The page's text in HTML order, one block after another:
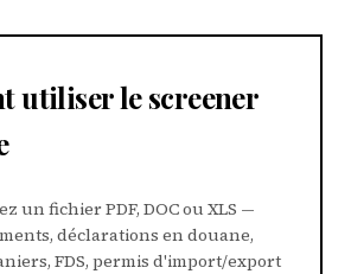
utiliser le screener
un fichier PDF, DOC ou XLS —
déclarations en douane,
FDS, permis d'import/export